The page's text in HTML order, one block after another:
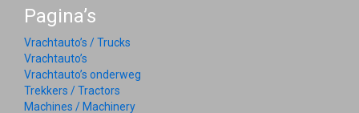
Pagina’s
Vrachtauto’s / Trucks
Vrachtauto’s
Vrachtauto’s onderweg
Trekkers / Tractors
Machines / Machinery